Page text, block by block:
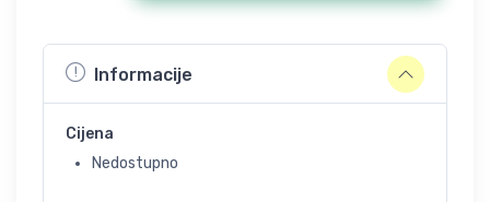
Informacije
Cijena
Nedostupno